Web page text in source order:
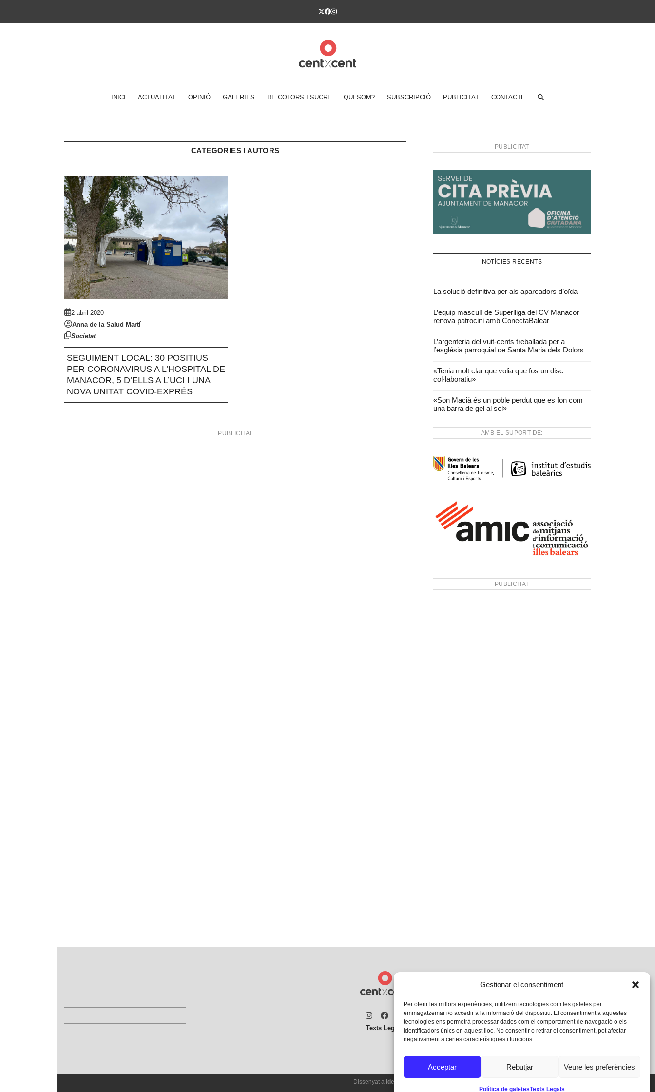
Gestionar el consentiment
Per oferir les millors experiències, utilitzem tecnologies com les galetes per
emmagatzemar i/o accedir a la informació del dispositiu. El consentiment a aquestes
tecnologies ens permetrà processar dades com el comportament de navegació o els
identificadors únics en aquest lloc. No consentir o retirar el consentiment, pot afectar
negativament a certes característiques i funcions.
Acceptar Rebutjar Veure les preferències
Política de galetesTexts Legals
Twitter
Facebook
Instagram
INICI ACTUALITAT OPINIÓ GALERIES DE COLORS I SUCRE QUI SOM? SUBSCRIPCIÓ PUBLICITAT CONTACTE
CATEGORIES I AUTORS
2 abril 2020
Anna de la Salud Martí
Societat
SEGUIMENT LOCAL: 30 POSITIUS
PER CORONAVIRUS A L’HOSPITAL DE
MANACOR, 5 D’ELLS A L’UCI I UNA
NOVA UNITAT COVID-EXPRÉS
PUBLICITAT
PUBLICITAT
NOTÍCIES RECENTS
La solució definitiva per als aparcadors d’oïda
L’equip masculí de Superlliga del CV Manacor
renova patrocini amb ConectaBalear
L’argenteria del vuit-cents treballada per a
l’església parroquial de Santa Maria dels Dolors
«Tenia molt clar que volia que fos un disc
col·laboratiu»
«Son Macià és un poble perdut que es fon com
una barra de gel al sol»
AMB EL SUPORT DE:
PUBLICITAT
Instagram
Facebook
Twitter
Texts Legals
Dissenyat a Ideograma